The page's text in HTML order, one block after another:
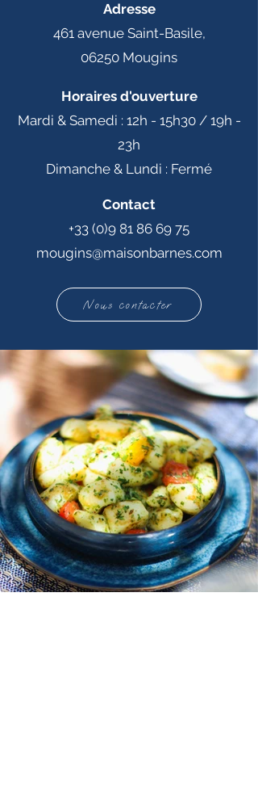
Adresse
461 avenue Saint-Basile,
06250 Mougins
Horaires d'ouverture
Mardi & Samedi : 12h - 15h30 / 19h -
23h
Dimanche & Lundi : Fermé
Contact
+33 (0)9 81 86 69 75
mougins@maisonbarnes.com
Nous contacter